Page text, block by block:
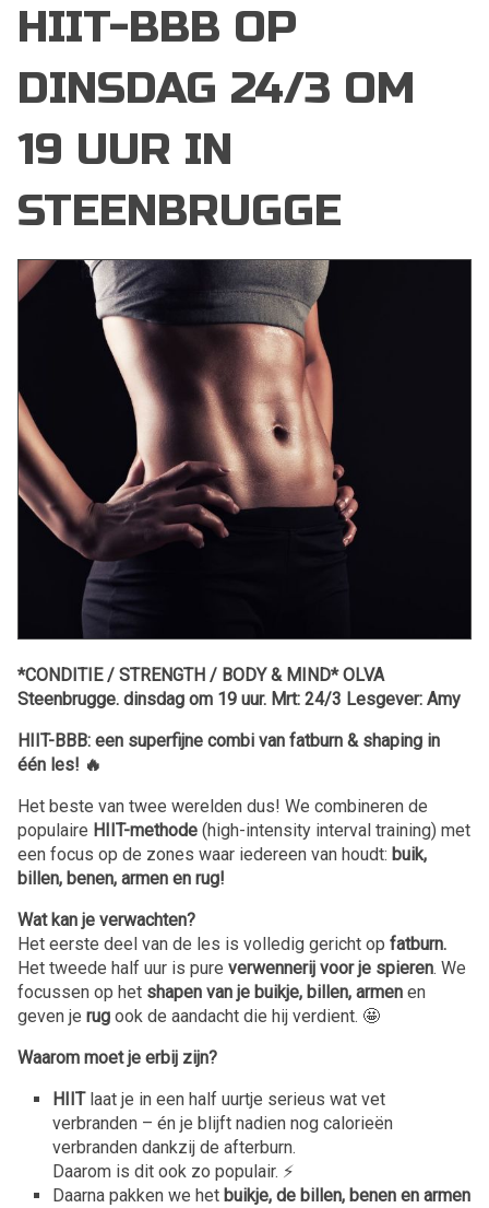
HIIT-BBB OP
DINSDAG 24/3 OM
19 UUR IN
STEENBRUGGE
*CONDITIE / STRENGTH / BODY & MIND* OLVA
Steenbrugge. dinsdag om 19 uur. Mrt: 24/3 Lesgever: Amy
HIIT-BBB: een superfijne combi van fatburn & shaping in
één les! 🔥
Het beste van twee werelden dus! We combineren de
populaire HIIT-methode (high-intensity interval training) met
een focus op de zones waar iedereen van houdt: buik,
billen, benen, armen en rug!
Wat kan je verwachten?
Het eerste deel van de les is volledig gericht op fatburn.
Het tweede half uur is pure verwennerij voor je spieren. We
focussen op het shapen van je buikje, billen, armen en
geven je rug ook de aandacht die hij verdient. 🤩
Waarom moet je erbij zijn?
HIITlaat je in een half uurtje serieus wat vet
verbranden – én je blijft nadien nog calorieën
verbranden dankzij de afterburn.
Daarom is dit ook zo populair. ⚡️
Daarna pakken we het buikje, de billen, benen en armen